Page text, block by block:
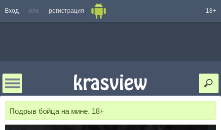
Вход или регистрация 18+
Подрыв бойца на мине. 18+